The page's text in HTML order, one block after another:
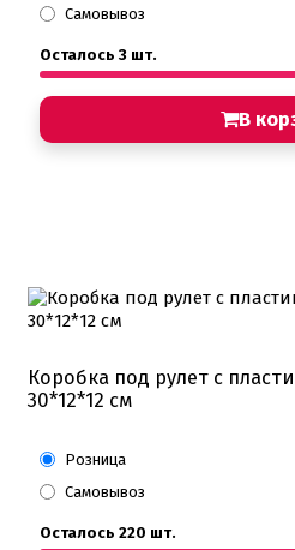
Самовывоз
Осталось 3 шт.
В
Коробка под рулет с
30*12*12 см
Розница
Самовывоз
Осталось 220 шт.